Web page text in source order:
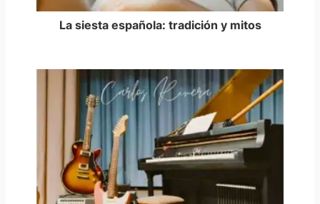
La siesta española: tradición y mitos